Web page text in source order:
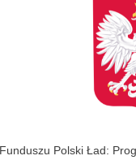
Polski Ład: